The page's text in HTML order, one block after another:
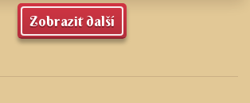
Zobrazit další